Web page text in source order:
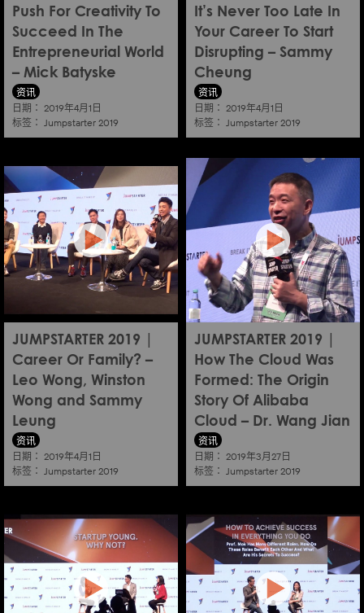
Push For Creativity To
Succeed In The
Entrepreneurial World
– Mick Batyske
资讯
日期： 2019年4月1日
标签： Jumpstarter 2019
It’s Never Too Late In
Your Career To Start
Disrupting – Sammy
Cheung
资讯
日期： 2019年4月1日
标签： Jumpstarter 2019
JUMPSTARTER 2019 |
Career Or Family? –
Leo Wong, Winston
Wong and Sammy
Leung
资讯
日期： 2019年4月1日
标签： Jumpstarter 2019
JUMPSTARTER 2019 |
How The Cloud Was
Formed: The Origin
Story Of Alibaba
Cloud – Dr. Wang Jian
资讯
日期： 2019年3月27日
标签： Jumpstarter 2019